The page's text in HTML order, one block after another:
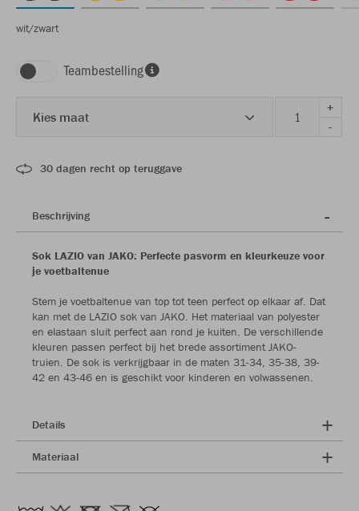
wit/zwart
Teambestelling
Kies maat
+
-
30 dagen recht op teruggave
Beschrijving
Sok LAZIO van JAKO: Perfecte pasvorm en kleurkeuze voor
je voetbaltenue
Stem je voetbaltenue van top tot teen perfect op elkaar af. Dat
kan met de LAZIO sok van JAKO. Het materiaal van polyester
en elastaan sluit perfect aan rond je kuiten. De verschillende
kleuren passen perfect bij het brede assortiment JAKO-
truien. De sok is verkrijgbaar in de maten 31-34, 35-38, 39-
42 en 43-46 en is geschikt voor kinderen en volwassenen.
Details
Materiaal